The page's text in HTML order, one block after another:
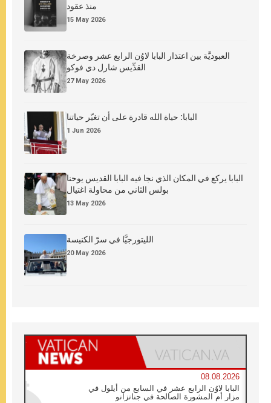
منذ عقود
15 May 2026
العبوديَّة بين اعتذار البابا لاوُن الرابع عشر وصرخة
القدِّيس شارل دي فوكو
27 May 2026
البابا: حياة الله قادرة على أن تغيّر حياتنا
1 Jun 2026
البابا يركع في المكان الذي نجا فيه البابا القديس يوحنا
بولس الثاني من محاولة اغتيال
13 May 2026
الليتورجيَّا في سرّ الكنيسة
20 May 2026
08.08.2026
البابا لاوُن الرابع عشر في السابع من أيلول في
مزار أم المشورة الصالحة في جناتزانو